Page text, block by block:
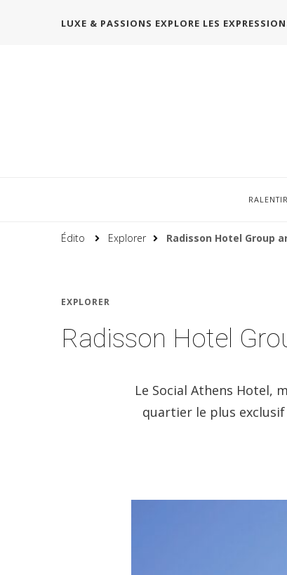
LUXE & PASSIONS EXPLORE LES
RALENTIR
Édito Explorer Radisson Hotel Group
EXPLORER
Radisson Hotel
Le Social Athens Hotel,
quartier le plus